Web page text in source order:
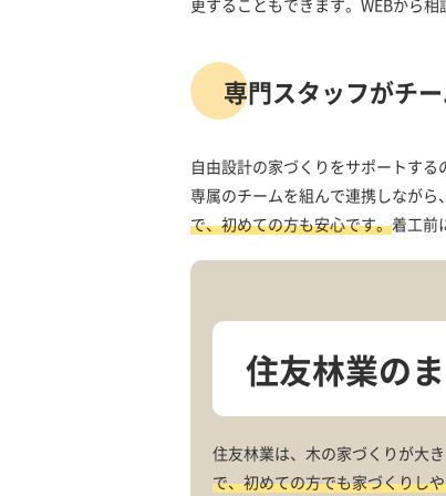
更することもできます。WEBから
専門スタッフがチ
自由設計の家づくりをサポートす
専属のチームを組んで連携しながら
で、初めての方も安心です。着工前
住友林業の
住友林業は、木の家づくりが大き
で、初めての方でも家づくりし